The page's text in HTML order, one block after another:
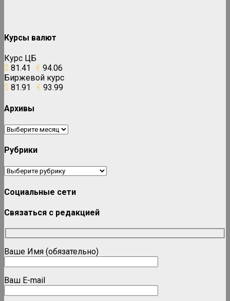
Курсы валют
Курс ЦБ
$ 81.41 € 94.06
Биржевой курс
$ 81.91 € 93.99
Архивы
Архивы
Рубрики
Рубрики
Социальные сети
Связаться с редакцией
Ваше Имя (обязательно)
Ваш E-mail